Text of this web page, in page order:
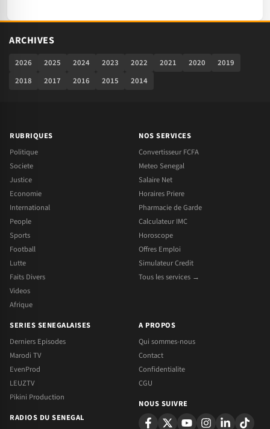
ARCHIVES
2026 2025 2024 2023 2022 2021 2020
2019
2018
2017 2016 2015 2014
RUBRIQUES
Politique
Societe
Justice
Economie
International
People
Sports
Football
Lutte
Faits Divers
Videos
Afrique
NOS SERVICES
Convertisseur FCFA
Meteo Senegal
Salaire Net
Horaires Priere
Pharmacie de Garde
Calculateur IMC
Horoscope
Offres Emploi
Simulateur Credit
Tous les services →
SERIES SENEGALAISES
Derniers Episodes
Marodi TV
EvenProd
LEUZTV
Pikini Production
RADIOS DU SENEGAL
A PROPOS
Qui sommes-nous
Contact
Confidentialite
CGU
NOUS SUIVRE